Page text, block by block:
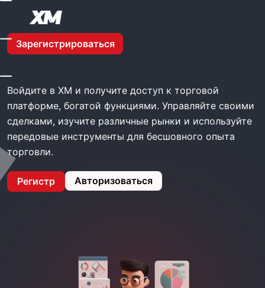
Зарегистрироваться
Главная XM Войти
XM Войти
Войдите в XM и получите доступ к торговой
платформе, богатой функциями. Управляйте своими
сделками, изучите различные рынки и используйте
передовые инструменты для бесшовного опыта
торговли.
Регистр Авторизоваться